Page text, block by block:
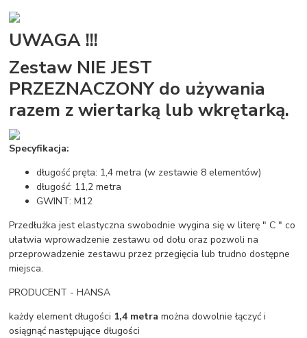
UWAGA !!!
Zestaw NIE JEST
PRZEZNACZONY do używania
razem z wiertarką lub wkrętarką.
Specyfikacja:
długość pręta: 1,4 metra (w zestawie 8 elementów)
długość: 11,2 metra
GWINT: M12
Przedłużka jest elastyczna swobodnie wygina się w literę " C " co
ułatwia wprowadzenie zestawu od dołu oraz pozwoli na
przeprowadzenie zestawu przez przegięcia lub trudno dostępne
miejsca.
PRODUCENT - HANSA
każdy element długości 1,4 metra można dowolnie łączyć i
osiągnąć następujące długości